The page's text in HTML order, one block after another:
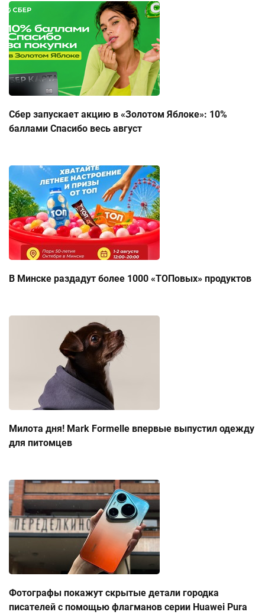
Сбер запускает акцию в «Золотом Яблоке»: 10%
баллами Спасибо весь август
В Минске раздадут более 1000 «ТОПовых» продуктов
Милота дня! Mark Formelle впервые выпустил одежду
для питомцев
Фотографы покажут скрытые детали городка
писателей с помощью флагманов серии Huawei Pura